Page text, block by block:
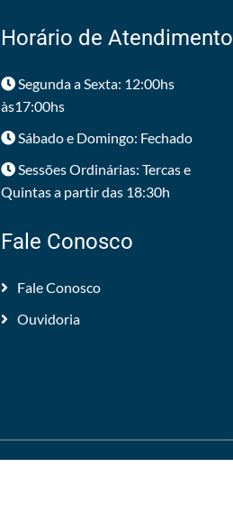
Horário de Atendimento
Segunda a Sexta: 12:00hs
às17:00hs
Sábado e Domingo: Fechado
Sessões Ordinárias: Tercas e
Quintas a partir das 18:30h
Fale Conosco
Fale Conosco
Ouvidoria